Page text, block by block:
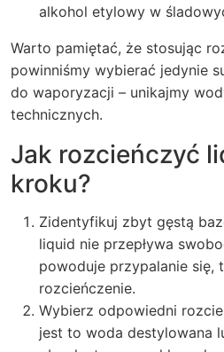
alkohol etylowy w
Warto pamiętać, że stosując
powinniśmy wybierać jedynie
do waporyzacji – unikajmy
technicznych.
Jak rozcieńczyć
kroku?
Zidentyfikuj zbyt gęstą
liquid nie przepływa
powoduje przypalanie się,
rozcieńczenie.
Wybierz odpowiedni
jest to woda destylowana